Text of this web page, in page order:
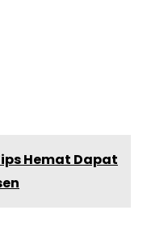
Hemat Dapat